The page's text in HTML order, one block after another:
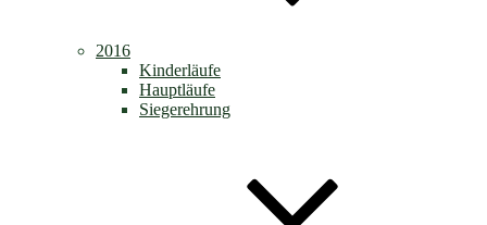
2016
Kinderläufe
Hauptläufe
Siegerehrung